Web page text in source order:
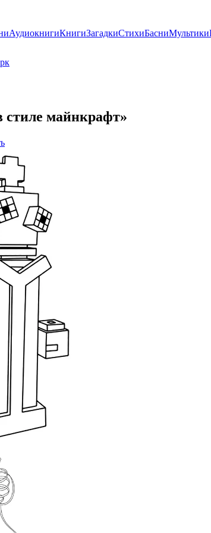
АудиокнигиКнигиЗагадкиСтихиБасниМультики
стиле майнкрафт»